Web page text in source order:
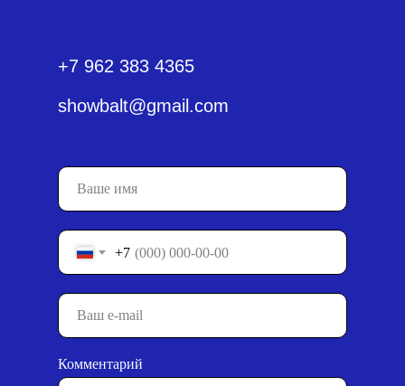
+7
Комментарий
+7 962 383 4365
showbalt@gmail.com